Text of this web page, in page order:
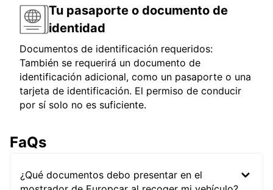
Tu pasaporte o documento de
identidad
Documentos de identificación requeridos:
También se requerirá un documento de
identificación adicional, como un pasaporte o una
tarjeta de identificación. El permiso de conducir
por sí solo no es suficiente.
FaQs
¿Qué documentos debo presentar en el